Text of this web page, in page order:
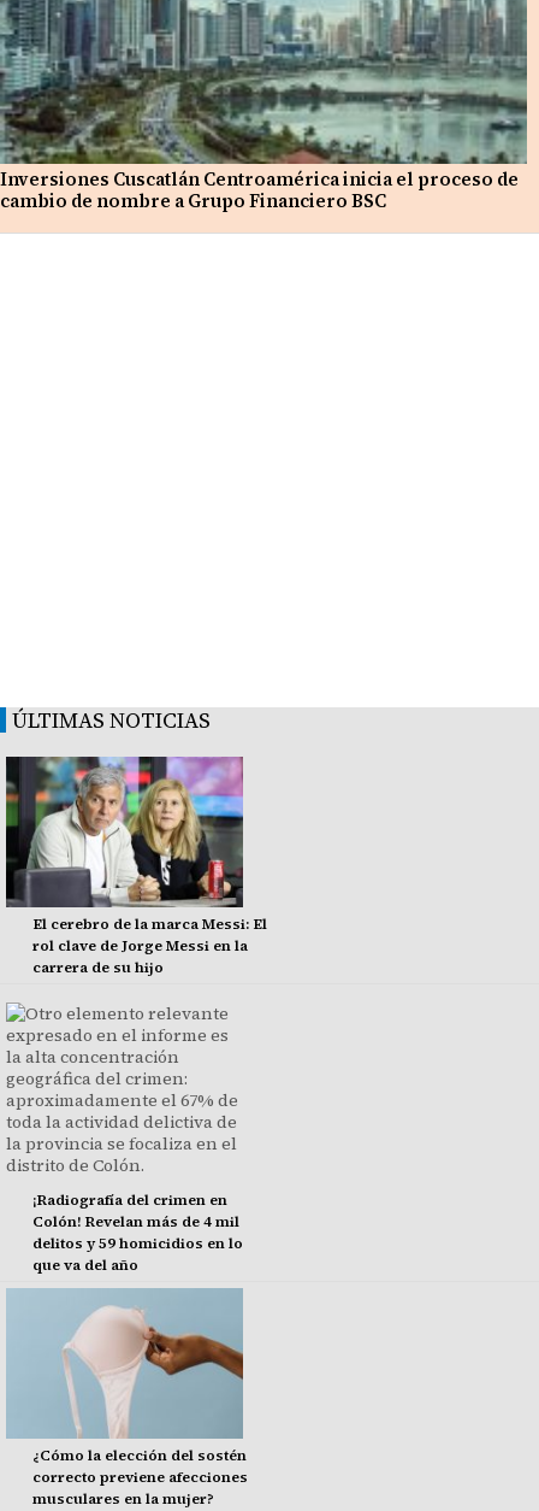
Inversiones Cuscatlán Centroamérica inicia el proceso de
cambio de nombre a Grupo Financiero BSC
ÚLTIMAS NOTICIAS
El cerebro de la marca Messi: El
rol clave de Jorge Messi en la
carrera de su hijo
¡Radiografía del crimen en
Colón! Revelan más de 4 mil
delitos y 59 homicidios en lo
que va del año
¿Cómo la elección del sostén
correcto previene afecciones
musculares en la mujer?